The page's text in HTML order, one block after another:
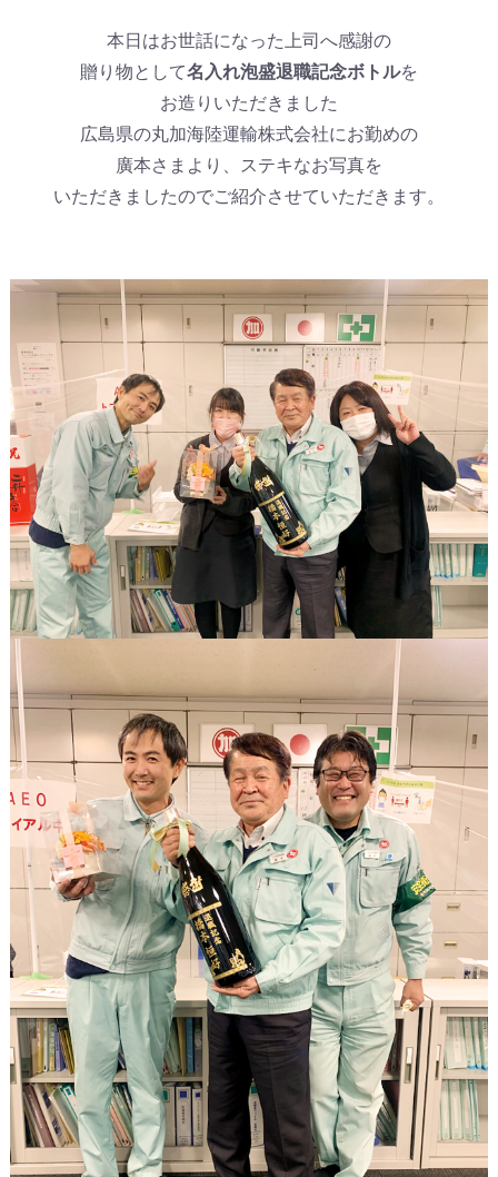
本日はお世話になった上司へ感謝の
贈り物として名入れ泡盛退職記念ボトルを
お造りいただきました
広島県の丸加海陸運輸株式会社にお勤めの
廣本さまより、ステキなお写真を
いただきましたのでご紹介させていただきます。